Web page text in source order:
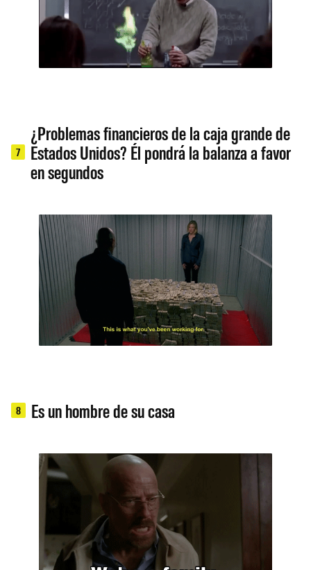
7
¿Problemas financieros de la caja grande de
Estados Unidos? Él pondrá la balanza a favor
en segundos
8 Es un hombre de su casa